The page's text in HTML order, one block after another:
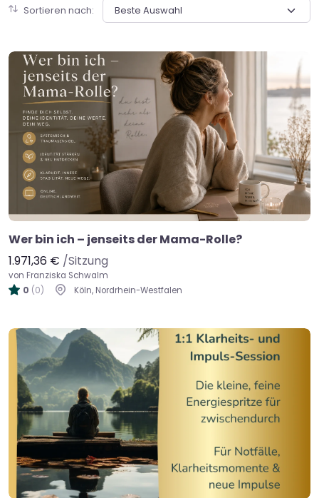
Sortieren nach:
Wer bin ich – jenseits der Mama-Rolle?
1.971,36 € /Sitzung
von Franziska Schwalm
0 (0) Köln, Nordrhein-Westfalen